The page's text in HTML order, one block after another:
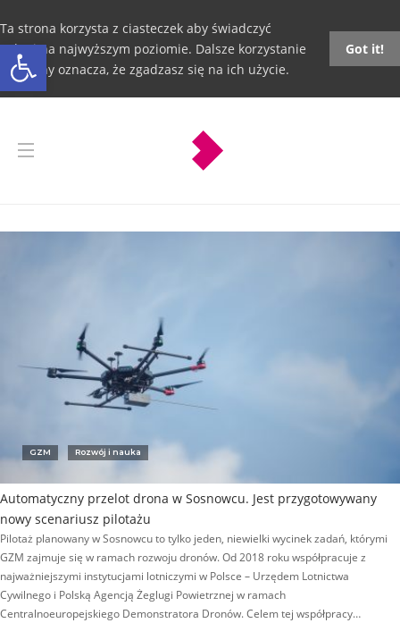
Otwórz pasek narzędzi
Ta strona korzysta z ciasteczek aby świadczyć
usługi na najwyższym poziomie. Dalsze korzystanie
ze strony oznacza, że zgadzasz się na ich użycie.
Got it!
GZM Rozwój i nauka
Automatyczny przelot drona w Sosnowcu. Jest przygotowywany
nowy scenariusz pilotażu
Pilotaż planowany w Sosnowcu to tylko jeden, niewielki wycinek zadań, którymi
GZM zajmuje się w ramach rozwoju dronów. Od 2018 roku współpracuje z
najważniejszymi instytucjami lotniczymi w Polsce – Urzędem Lotnictwa
Cywilnego i Polską Agencją Żeglugi Powietrznej w ramach
Centralnoeuropejskiego Demonstratora Dronów. Celem tej współpracy…